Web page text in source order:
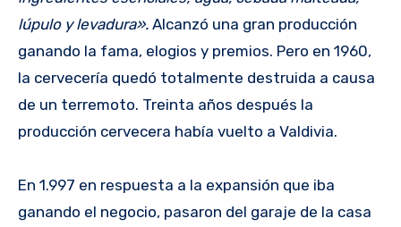
lúpulo y levadura». Alcanzó una gran producción
ganando la fama, elogios y premios. Pero en 1960,
la cervecería quedó totalmente destruida a causa
de un terremoto. Treinta años después la
producción cervecera había vuelto a Valdivia.
En 1.997 en respuesta a la expansión que iba
ganando el negocio, pasaron del garaje de la casa